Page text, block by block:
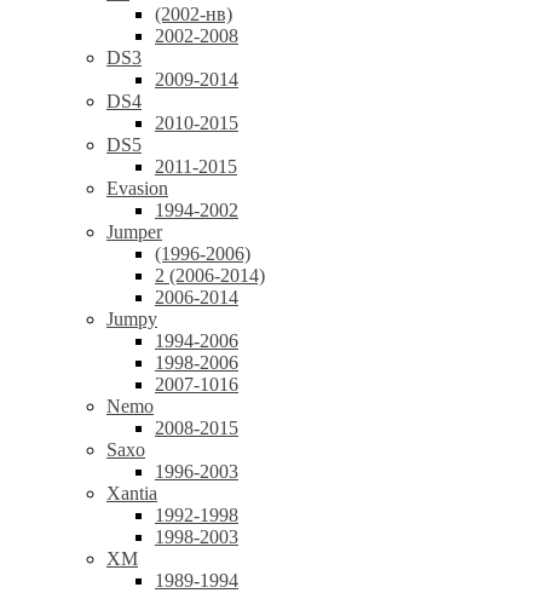
(2002-нв)
2002-2008
DS3
2009-2014
DS4
2010-2015
DS5
2011-2015
Evasion
1994-2002
Jumper
(1996-2006)
2 (2006-2014)
2006-2014
Jumpy
1994-2006
1998-2006
2007-1016
Nemo
2008-2015
Saxo
1996-2003
Xantia
1992-1998
1998-2003
XM
1989-1994